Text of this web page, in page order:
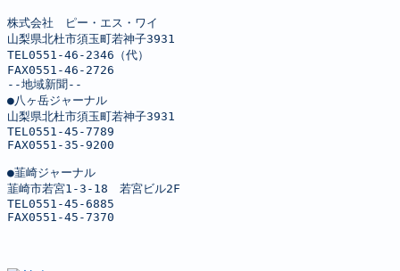
株式会社　ピー・エス・ワイ
山梨県北杜市須玉町若神子3931
TEL0551-46-2346（代）
FAX0551-46-2726
--地域新聞--
●八ヶ岳ジャーナル
山梨県北杜市須玉町若神子3931
TEL0551-45-7789
FAX0551-35-9200
●韮崎ジャーナル
韮崎市若宮1-3-18　若宮ビル2F
TEL0551-45-6885
FAX0551-45-7370